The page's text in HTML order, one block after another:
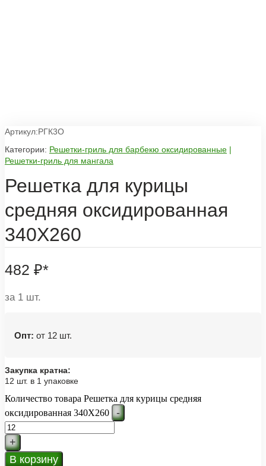
Артикул:РГК3О
Категории: Решетки-гриль для барбекю оксидированные |
Решетки-гриль для мангала
Решетка для курицы
средняя оксидированная
340Х260
482 ₽*
за 1 шт.
Опт: от 12 шт.
Закупка кратна:
12 шт. в 1 упаковке
Количество товара Решетка для курицы средняя
оксидированная 340Х260
-
+
В корзину